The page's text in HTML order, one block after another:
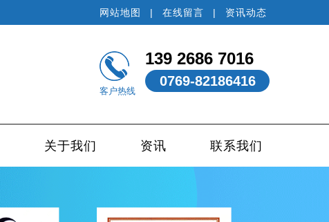
网站地图 | 在线留言 | 资讯动态
客户热线
139 2686 7016
0769-82186416
关于我们 资讯 联系我们